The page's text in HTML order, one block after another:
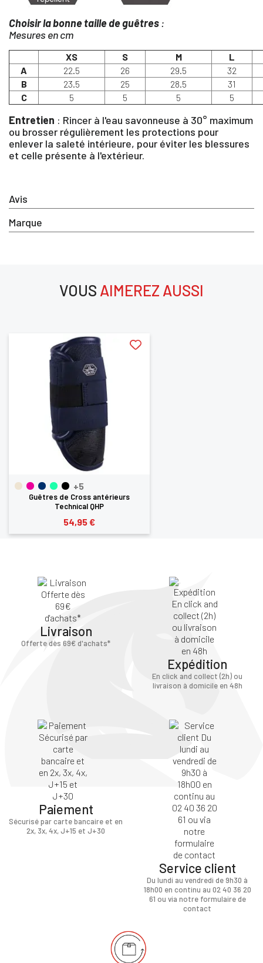
Avis
Marque
Choisir la bonne taille de guêtres:
Mesures en cm
XS S M
L
A
22.5 26 29.5
32
B
23.5 25 28.5
31
C
5 5 5 5
Entretien : Rincer à l'eau savonneuse à 30° maximum
ou brosser régulièrement les protections pour
enlever la saleté intérieure, pour éviter les blessures
et celle présente à l'extérieur.
VOUS AIMEREZ AUSSI
+5
Guêtres de Cross antérieurs
Technical QHP
54,95 €
Livraison
Offerte dès 69€ d'achats*
Expédition
En click and collect (2h) ou
livraison à domicile en 48h
Paiement
Sécurisé par carte bancaire et en
2x, 3x, 4x, J+15 et J+30
Service client
Du lundi au vendredi de 9h30 à
18h00 en continu au 02 40 36 20
61 ou via notre formulaire de
contact
×
votre liste d'envie